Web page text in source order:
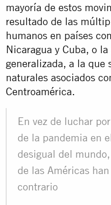
mayoría de estos
resultado de las
humanos en países
Nicaragua y Cuba, o
generalizada, a la que
naturales asociados
Centroamérica.
En vez de luchar
de la pandemia en
desigual del
de las Américas
contrario